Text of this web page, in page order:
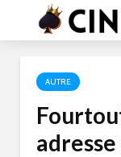
AUTRE